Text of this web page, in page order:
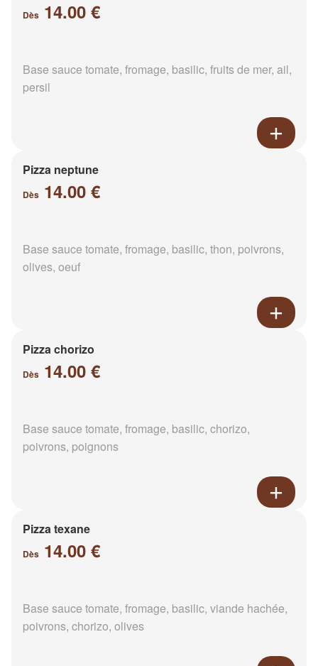
Dès 14.00 €
Base sauce tomate, fromage, basilic, fruits de mer, ail,
persil
Pizza neptune
Dès 14.00 €
Base sauce tomate, fromage, basilic, thon, poivrons,
olives, oeuf
Pizza chorizo
Dès 14.00 €
Base sauce tomate, fromage, basilic, chorizo,
poivrons, poignons
Pizza texane
Dès 14.00 €
Base sauce tomate, fromage, basilic, viande hachée,
poivrons, chorizo, olives